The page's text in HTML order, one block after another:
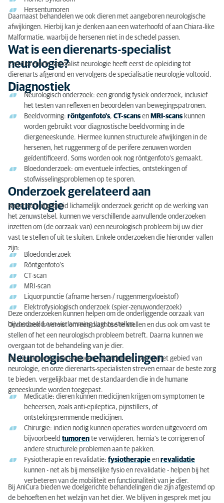
Hersentumoren
Daarnaast behandelen we ook dieren met aangeboren neurologische
afwijkingen. Hierbij kan je denken aan een waterhoofd of aan Chiara-like
Malformatie, waarbij de hersenen niet in de schedel passen.
Wat is een dierenarts-specialist
neurologie?
Een dierenarts-specialist neurologie heeft eerst de opleiding tot
dierenarts afgerond en vervolgens de specialisatie neurologie voltooid.
Diagnostiek
Neurologisch onderzoek: een grondig fysiek onderzoek, inclusief
het testen van reflexen en beoordelen van bewegingspatronen.
Beeldvorming: röntgenfoto's, CT-scansen MRI-scanskunnen
worden gebruikt voor diagnostische beeldvorming in de
diergeneeskunde. Hiermee kunnen structurele afwijkingen in de
hersenen, het ruggenmerg of de perifere zenuwen worden
geïdentificeerd. Soms worden ook nog röntgenfoto’s gemaakt.
Bloedonderzoek: om eventuele infecties, ontstekingen of
stofwisselingsproblemen op te sporen.
Onderzoek gerelateerd aan
neurologie
Naast een uitgebreid lichamelijk onderzoek gericht op de werking van
het zenuwstelsel, kunnen we verschillende aanvullende onderzoeken
inzetten om (de oorzaak van) een neurologisch probleem bij uw dier
vast te stellen of uit te sluiten. Enkele onderzoeken die hieronder vallen
zijn:
Bloedonderzoek
Röntgenfoto’s
CT-scan
MRI-scan
Liquorpunctie (afname hersen-/ ruggenmergvloeistof)
Elektrofysiologisch onderzoek (spier-zenuwonderzoek)
Deze onderzoeken kunnen helpen om de onderliggende oorzaak van
bijvoorbeeld een verlamming vast te stellen.
Onderzoek is vereist om een diagnose te stellen en dus ook om vast te
stellen of het een neurologisch probleem betreft. Daarna kunnen we
overgaan tot de behandeling van je dier.
Neurologische behandelingen
De diergeneeskunde evolueert voortdurend, ook op het gebied van
neurologie, en onze dierenarts-specialisten streven ernaar de beste zorg
te bieden, vergelijkbaar met de standaarden die in de humane
geneeskunde worden toegepast.
Medicatie: dieren kunnen medicijnen krijgen om symptomen te
beheersen, zoals anti-epileptica, pijnstillers, of
ontstekingsremmende medicijnen.
Chirurgie: indien nodig kunnen operaties worden uitgevoerd om
bijvoorbeeld tumoren te verwijderen, hernia's te corrigeren of
andere structurele problemen aan te pakken.
Fysiotherapie en revalidatie: fysiotherapie en revalidatie
kunnen - net als bij menselijke fysio en revalidatie - helpen bij het
verbeteren van de mobiliteit en functionaliteit van je dier.
Bij AniCura bieden we doelgerichte behandelingen die zijn afgestemd op
de behoeften en het welzijn van het dier. We blijven in gesprek met jou